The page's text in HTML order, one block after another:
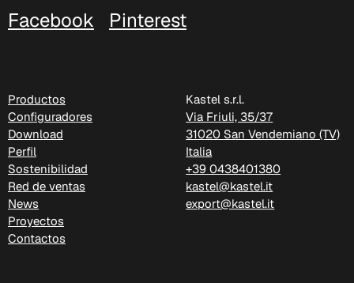
C 324
Poseidon (Cat. D - Tejido)
Facebook
Pinterest
Productos
Configuradores
Download
Perfil
Sostenibilidad
Red de ventas
News
Proyectos
Contactos
Kastel s.r.l.
Via Friuli, 35/37
31020 San Vendemiano (TV)
Italia
+39 0438401380
kastel@kastel.it
export@kastel.it